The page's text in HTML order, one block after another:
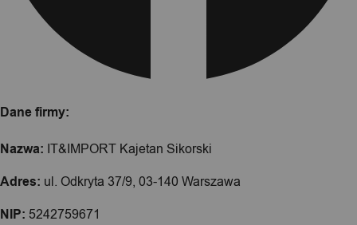
Dane firmy:
Nazwa: IT&IMPORT Kajetan Sikorski
Adres: ul. Odkryta 37/9, 03-140 Warszawa
NIP: 5242759671